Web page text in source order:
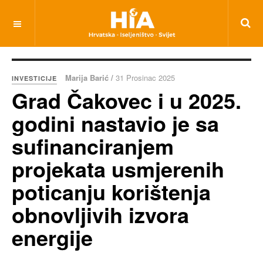
INVESTICIJE Marija Barić / 31 Prosinac 2025
Grad Čakovec i u 2025.
godini nastavio je sa
sufinanciranjem
projekata usmjerenih
poticanju korištenja
obnovljivih izvora
energije